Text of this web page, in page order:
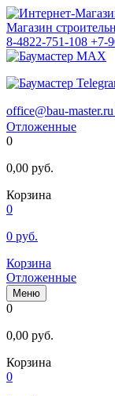
Магазин
8-4822-751-108 +7-
office@bau-master.ru
Отложенные
0
0,00 руб.
Корзина
0
0 руб.
Корзина
Отложенные
Меню
0
0,00 руб.
Корзина
0